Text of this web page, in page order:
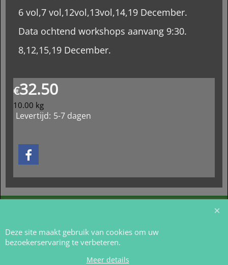
6 vol,7 vol,12vol,13vol,14,19 December.
Data ochtend workshops aanvang 9:30.
8,12,15,19 December.
€32.50
10.00 kg
Levertijd: 5-7 dagen
Deze site maakt gebruik van cookies om uw
bezoekerservaring te verbeteren.
Meer details